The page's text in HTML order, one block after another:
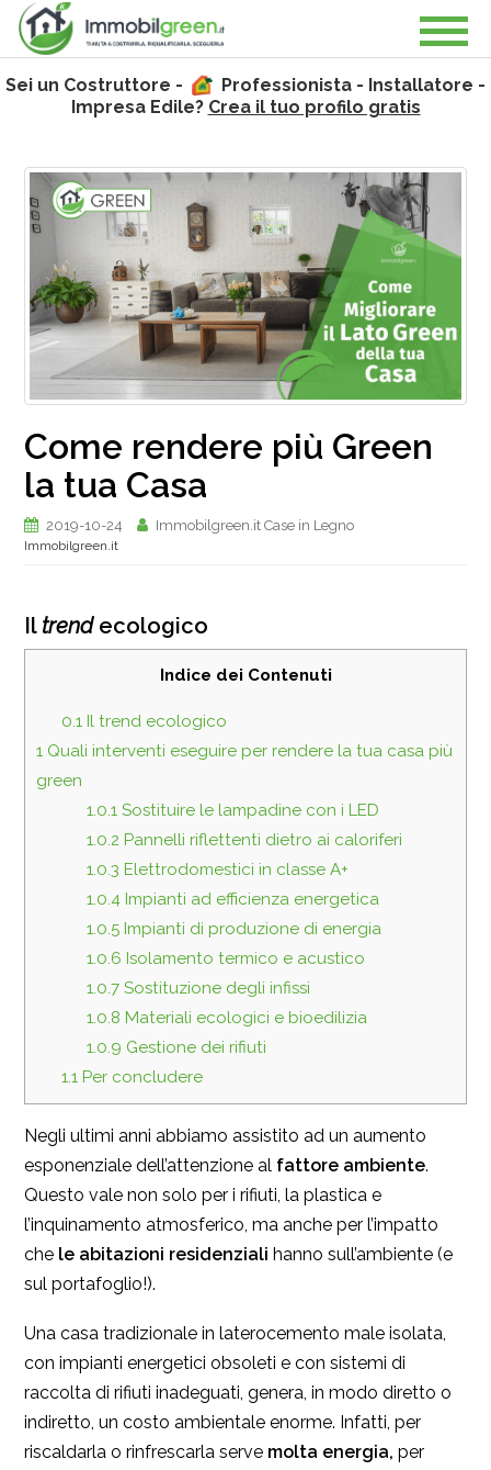
Sei un Costruttore -
Professionista - Installatore -
Impresa Edile? Crea il tuo profilo gratis
Come rendere più Green
la tua Casa
2019-10-24 Immobilgreen.it Case in Legno
Immobilgreen.it
Il trendecologico
Indice dei Contenuti
0.1Il trend ecologico
1 Quali interventi eseguire per rendere la tua casa più
green
1.0.1Sostituire le lampadine con i LED
1.0.2 Pannelli riflettenti dietro ai caloriferi
1.0.3 Elettrodomestici in classe A+
1.0.4Impianti ad efficienza energetica
1.0.5Impianti di produzione di energia
1.0.6 Isolamento termico e acustico
1.0.7Sostituzione degli infissi
1.0.8 Materiali ecologici e bioedilizia
1.0.9 Gestione dei rifiuti
1.1Per concludere
Negli ultimi anni abbiamo assistito ad un aumento
esponenziale dell’attenzione al fattore ambiente.
Questo vale non solo per i rifiuti, la plastica e
l’inquinamento atmosferico, ma anche per l’impatto
che le abitazioni residenziali hanno sull’ambiente (e
sul portafoglio!).
Una casa tradizionale in laterocemento male isolata,
con impianti energetici obsoleti e con sistemi di
raccolta di rifiuti inadeguati, genera, in modo diretto o
indiretto, un costo ambientale enorme. Infatti, per
riscaldarla o rinfrescarla serve molta energia, per